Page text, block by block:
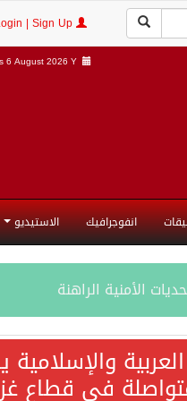
6 August 2026 Y |
انفوجرافيك الاستيديو
الأمنية الراهنة
باطلة
في قطاع